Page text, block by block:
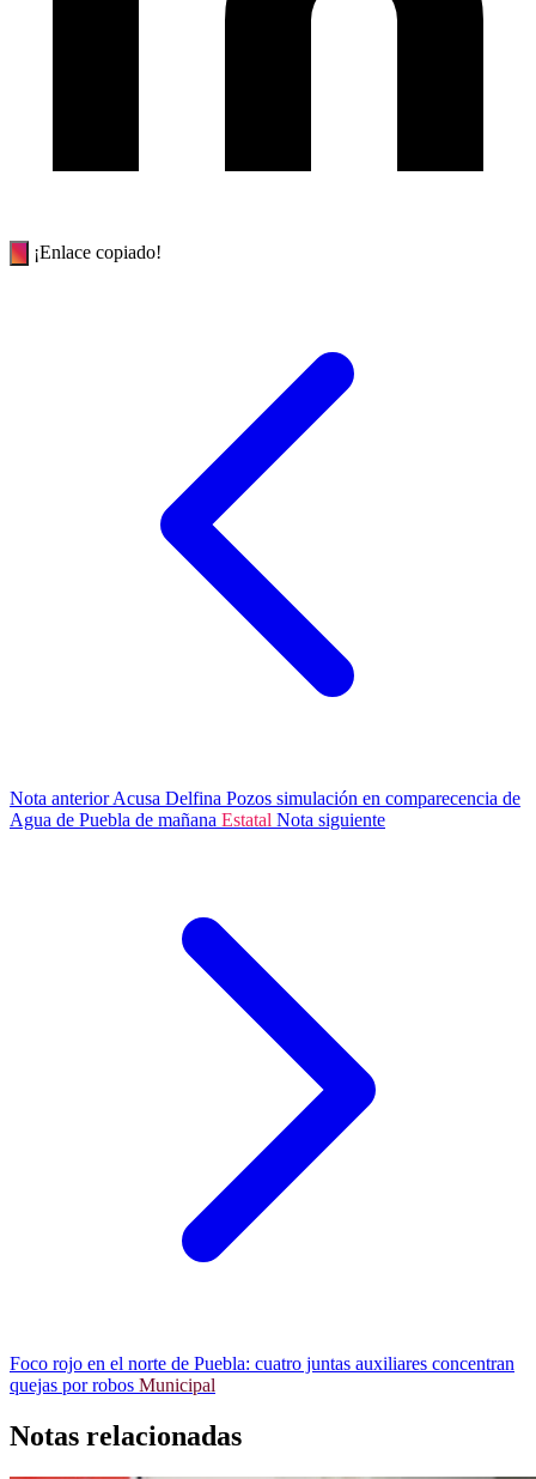
¡Enlace copiado!
Nota anteriorAcusa Delfina Pozos simulación en comparecencia de
Agua de Puebla de mañana Estatal Nota siguiente
Foco rojo en el norte de Puebla: cuatro juntas auxiliares concentran
quejas por robos Municipal
Notas relacionadas